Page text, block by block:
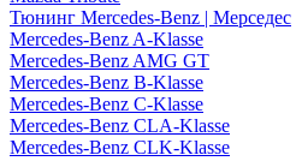
Тюнинг Mercedes-Benz | Мерседес
Mercedes-Benz A-Klasse
Mercedes-Benz AMG GT
Mercedes-Benz B-Klasse
Mercedes-Benz C-Klasse
Mercedes-Benz CLA-Klasse
Mercedes-Benz CLK-Klasse